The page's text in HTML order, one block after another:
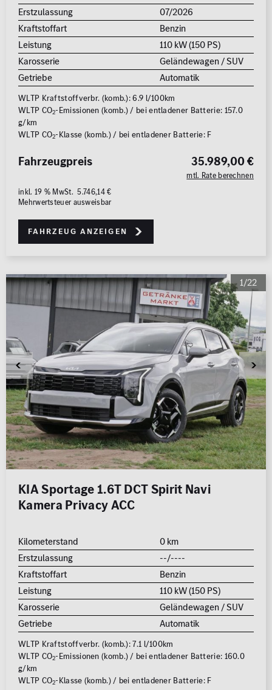
Erstzulassung
07/2026
Kraftstoffart
Benzin
Leistung
110 kW (150 PS)
Karosserie
Geländewagen / SUV
Getriebe
Automatik
WLTP Kraftstoffverbr. (komb.): 6.9 l/100km
WLTP CO2-Emissionen (komb.) / bei entladener Batterie: 157.0
g/km
WLTP CO2-Klasse (komb.) / bei entladener Batterie: F
35.989,00 €
mtl. Rate berechnen
Fahrzeugpreis
inkl. 19 % MwSt. 5.746,14 €
Mehrwertsteuer ausweisbar
Fahrzeug anzeigen
1/22
KIA Sportage 1.6T DCT Spirit Navi
Kamera Privacy ACC
Kilometerstand
0 km
Erstzulassung
--/----
Kraftstoffart
Benzin
Leistung
110 kW (150 PS)
Karosserie
Geländewagen / SUV
Getriebe
Automatik
WLTP Kraftstoffverbr. (komb.): 7.1 l/100km
WLTP CO2-Emissionen (komb.) / bei entladener Batterie: 160.0
g/km
WLTP CO2-Klasse (komb.) / bei entladener Batterie: F